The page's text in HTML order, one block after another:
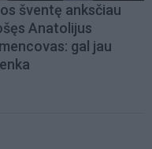
šventę anksčiau
Anatolijus
gal jau